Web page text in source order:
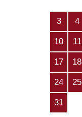
3 4
10 11
17 18
24 25
31